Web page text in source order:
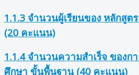
1.1.3 จำนวนผู้เรียนของ หลักสู
(20 คะแนน)
1.1.4 จำนวนความสำเร็จ ของก
ศึกษา ขั้นพื้นฐาน (40 คะแนน)